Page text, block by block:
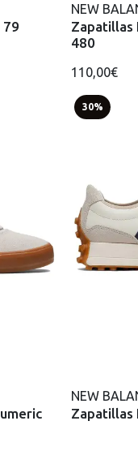
79
NEW
Zapatillas
480
110,00€
30%
NEW
Zapatillas